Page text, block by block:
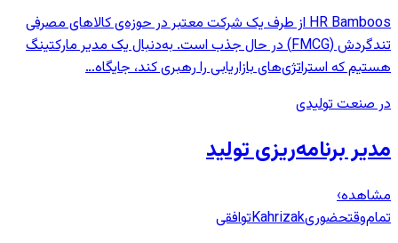
HR Bamboos از طرف یک شرکت معتبر در حوزه‌ی کالاهای مصرفی
تندگردش (FMCG) در حال جذب است. به‌دنبال یک مدیر مارکتینگ
هستیم که استراتژی‌های بازاریابی را رهبری کند، جایگاه…
در صنعت تولیدی
مدیر برنامه‌ریزی تولید
مشاهده›
تمام‌وقتحضوریKahrizakتوافقی